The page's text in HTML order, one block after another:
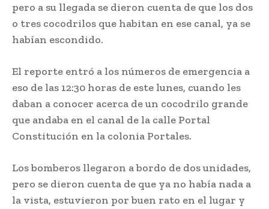
pero a su llegada se dieron cuenta de que los dos
o tres cocodrilos que habitan en ese canal, ya se
habían escondido.
El reporte entró a los números de emergencia a
eso de las 12:30 horas de este lunes, cuando les
daban a conocer acerca de un cocodrilo grande
que andaba en el canal de la calle Portal
Constitución en la colonia Portales.
Los bomberos llegaron a bordo de dos unidades,
pero se dieron cuenta de que ya no había nada a
la vista, estuvieron por buen rato en el lugar y